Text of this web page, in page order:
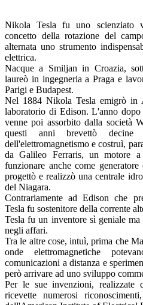
Nikola Tesla fu uno scienziato
concetto della rotazione del
alternata uno strumento
elettrica.
Nacque a Smiljan in Croazia,
laureò in ingegneria a Praga e
Parigi e Budapest.
Nel 1884 Nikola Tesla emigrò in
laboratorio di Edison. L'anno
venne poi assorbito dalla società
questi anni brevettò
dell'elettromagnetismo e costruì,
da Galileo Ferraris, un motore a
funzionare anche come
progettò e realizzò una centrale
del Niagara.
Contrariamente ad Edison che
Tesla fu sostenitore della corrente
Tesla fu un inventore sì geniale
negli affari.
Tra le altre cose, intuì, prima che
onde elettromagnetiche
comunicazioni a distanza e
però arrivare ad uno sviluppo
Per le sue invenzioni, realizzate
ricevette numerosi